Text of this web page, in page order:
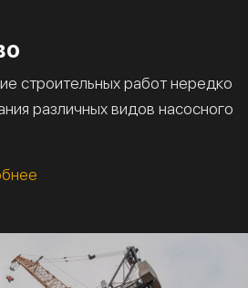
строительных работ нередко
различных видов насосного